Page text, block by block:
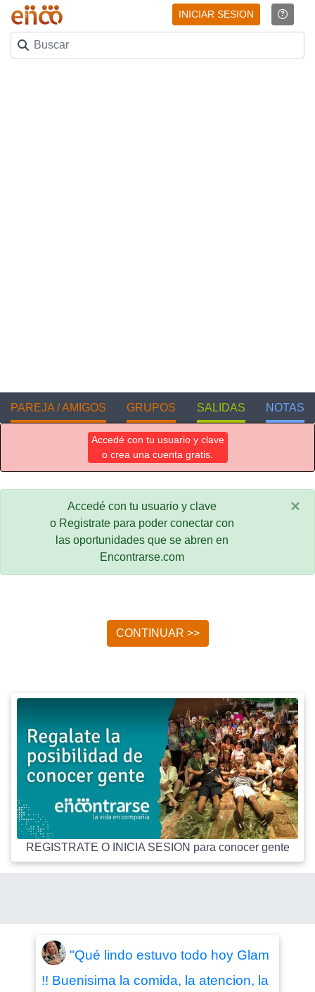
INICIAR SESION
PAREJA / AMIGOS GRUPOS SALIDAS NOTAS
Accedé con tu usuario y clave
o crea una cuenta gratis.
Accedé con tu usuario y clave
o Registrate para poder conectar con
las oportunidades que se abren en
Encontrarse.com
×
CONTINUAR >>
REGISTRATE O INICIA SESION para conocer gente
"Qué lindo estuvo todo hoy Glam
!! Buenisima la comida, la atencion, la